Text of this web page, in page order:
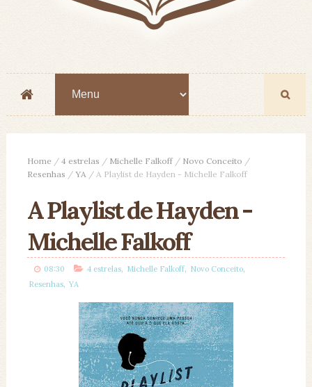
Home / 4 estrelas / Michelle Falkoff / Novo Conceito /
Resenhas / YA / A Playlist de Hayden - Michelle Falkoff
A Playlist de Hayden -
Michelle Falkoff
08:30 4 estrelas, Michelle Falkoff, Novo Conceito,
Resenhas, YA